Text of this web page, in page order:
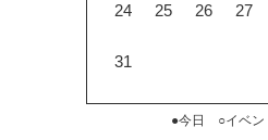
24 25 26 27
31
●今日 ○イベン